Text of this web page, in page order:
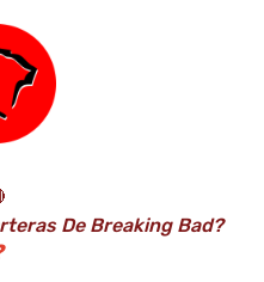
De Breaking Bad?